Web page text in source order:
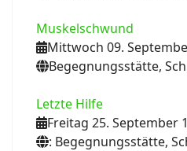
Muskelschwund
Mittwoch 09.
Begegnungsstätte,
Letzte Hilfe
Freitag 25. September
: Begegnungsstätte,